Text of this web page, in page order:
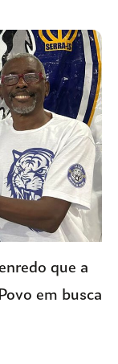
que a
em busca